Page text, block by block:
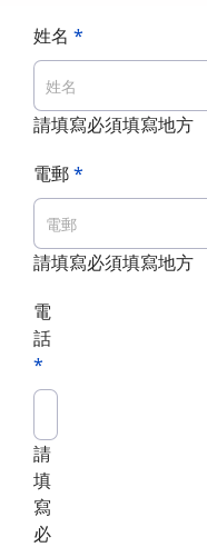
姓名 *
請填寫必須填寫地方
電郵*
請填寫必須填寫地方
電
話
*
請
填
寫
必